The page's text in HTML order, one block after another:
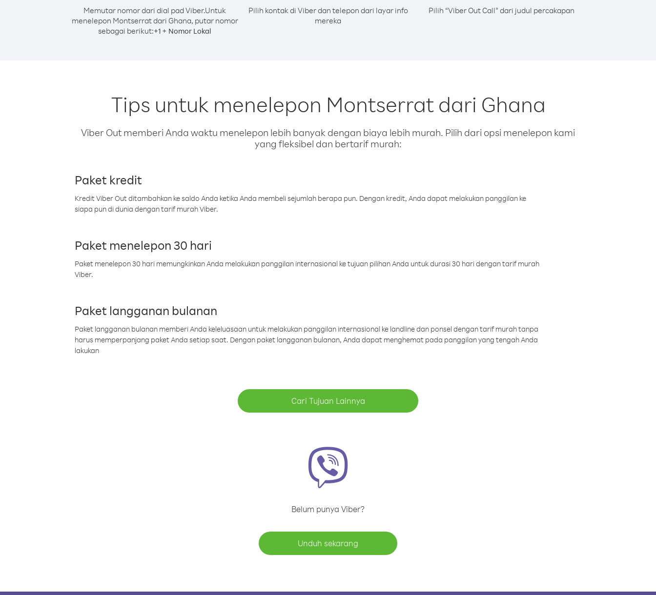
Memutar nomor dari dial pad Viber.Untuk
menelepon Montserrat dari Ghana, putar nomor
sebagai berikut:+1 + Nomor Lokal
Pilih kontak di Viber dan telepon dari layar info
mereka
Pilih “Viber Out Call” dari judul percakapan
Tips untuk menelepon Montserrat dari Ghana
Viber Out memberi Anda waktu menelepon lebih banyak dengan biaya lebih murah. Pilih dari opsi menelepon kami
yang fleksibel dan bertarif murah:
Paket kredit
Kredit Viber Out ditambahkan ke saldo Anda ketika Anda membeli sejumlah berapa pun. Dengan kredit, Anda dapat melakukan panggilan ke
siapa pun di dunia dengan tarif murah Viber.
Paket menelepon 30 hari
Paket menelepon 30 hari memungkinkan Anda melakukan panggilan internasional ke tujuan pilihan Anda untuk durasi 30 hari dengan tarif murah
Viber.
Paket langganan bulanan
Paket langganan bulanan memberi Anda keleluasaan untuk melakukan panggilan internasional ke landline dan ponsel dengan tarif murah tanpa
harus memperpanjang paket Anda setiap saat. Dengan paket langganan bulanan, Anda dapat menghemat pada panggilan yang tengah Anda
lakukan
Cari Tujuan Lainnya
Belum punya Viber?
Unduh sekarang